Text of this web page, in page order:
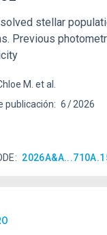
stellar
Previous
M. et al.
publicación: 6 2026